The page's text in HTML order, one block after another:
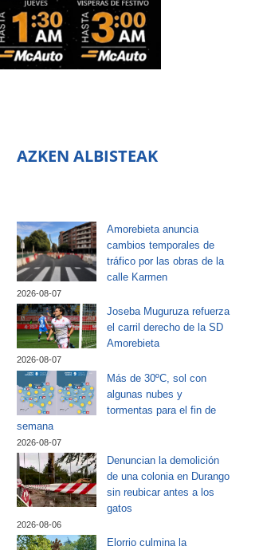
AZKEN ALBISTEAK
Amorebieta anuncia
cambios temporales de
tráfico por las obras de la
calle Karmen
2026-08-07
Joseba Muguruza refuerza
el carril derecho de la SD
Amorebieta
2026-08-07
Más de 30ºC, sol con
algunas nubes y
tormentas para el fin de
semana
2026-08-07
Denuncian la demolición
de una colonia en Durango
sin reubicar antes a los
gatos
2026-08-06
Elorrio culmina la